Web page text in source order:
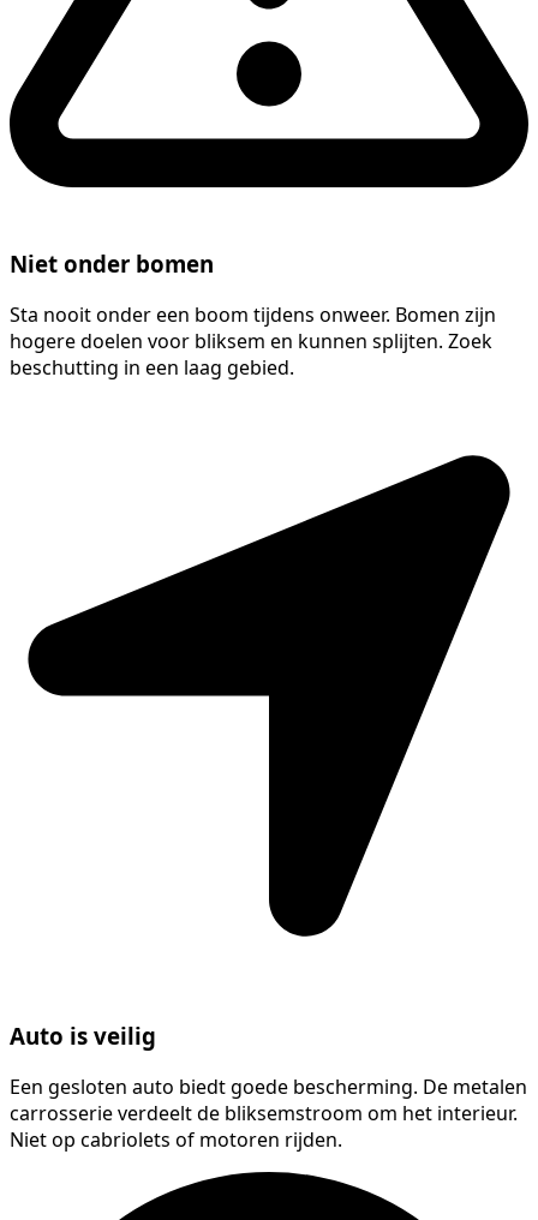
Niet onder bomen
Sta nooit onder een boom tijdens onweer. Bomen zijn
hogere doelen voor bliksem en kunnen splijten. Zoek
beschutting in een laag gebied.
Auto is veilig
Een gesloten auto biedt goede bescherming. De metalen
carrosserie verdeelt de bliksemstroom om het interieur.
Niet op cabriolets of motoren rijden.